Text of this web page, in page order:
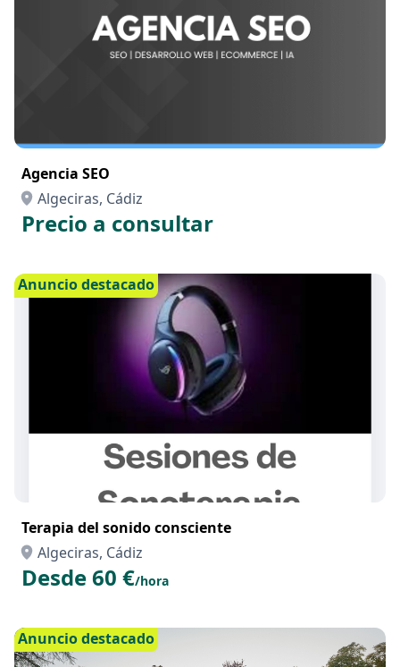
Agencia SEO
Algeciras, Cádiz
Precio a consultar
Anuncio destacado
Terapia del sonido consciente
Algeciras, Cádiz
Desde 60 €/hora
Anuncio destacado